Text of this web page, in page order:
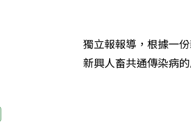
獨立報報導，根據一
新興人畜共通傳染病的